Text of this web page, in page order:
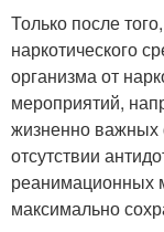
Только после
наркотического
организма от
мероприятий,
жизненно важных
отсутствии
реанимационных
максимально